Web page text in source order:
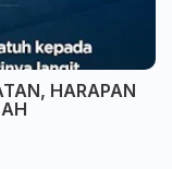
HARAPAN